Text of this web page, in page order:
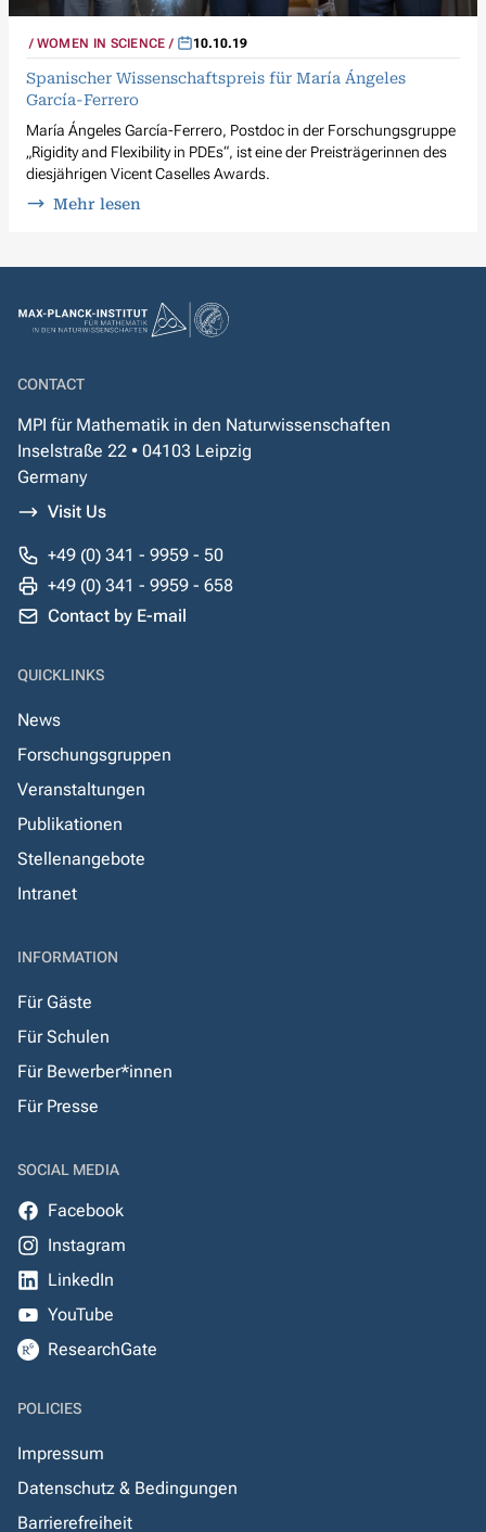
WOMEN IN SCIENCE 10.10.19
Spanischer Wissenschaftspreis für María Ángeles
García-Ferrero
María Ángeles García-Ferrero, Postdoc in der Forschungsgruppe
„Rigidity and Flexibility in PDEs“, ist eine der Preisträgerinnen des
diesjährigen Vicent Caselles Awards.
Mehr lesen
CONTACT
MPI für Mathematik in den Naturwissenschaften
Inselstraße 22 • 04103 Leipzig
Germany
Visit Us
+49 (0) 341 - 9959 - 50
+49 (0) 341 - 9959 - 658
Contact by E-mail
QUICKLINKS
News
Forschungsgruppen
Veranstaltungen
Publikationen
Stellenangebote
Intranet
INFORMATION
Für Gäste
Für Schulen
Für Bewerber*innen
Für Presse
SOCIAL MEDIA
Facebook
Instagram
LinkedIn
YouTube
ResearchGate
POLICIES
Impressum
Datenschutz & Bedingungen
Barrierefreiheit